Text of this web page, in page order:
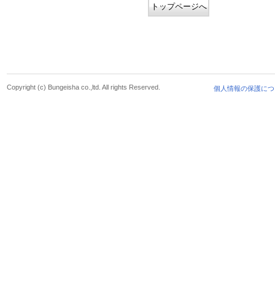
トップページへ
個人情報の保護に
Copyright (c) Bungeisha co.,ltd. All rights Reserved.